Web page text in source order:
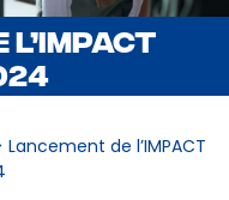
Lancement de l’IMPACT